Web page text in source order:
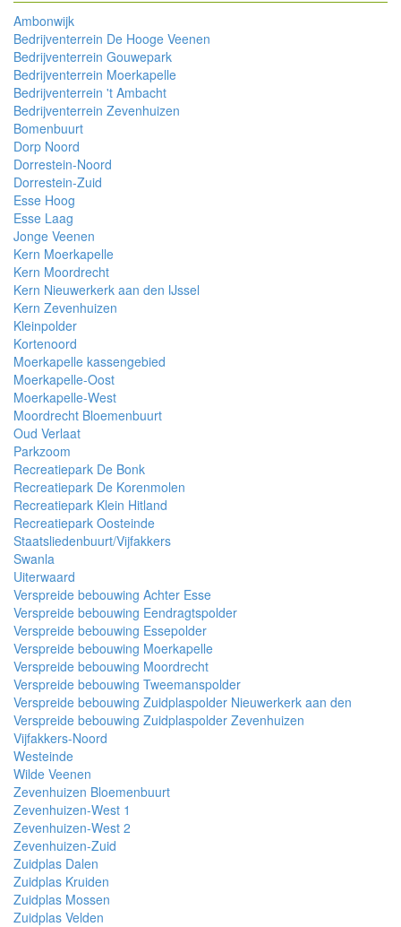
Ambonwijk
Bedrijventerrein De Hooge Veenen
Bedrijventerrein Gouwepark
Bedrijventerrein Moerkapelle
Bedrijventerrein 't Ambacht
Bedrijventerrein Zevenhuizen
Bomenbuurt
Dorp Noord
Dorrestein-Noord
Dorrestein-Zuid
Esse Hoog
Esse Laag
Jonge Veenen
Kern Moerkapelle
Kern Moordrecht
Kern Nieuwerkerk aan den IJssel
Kern Zevenhuizen
Kleinpolder
Kortenoord
Moerkapelle kassengebied
Moerkapelle-Oost
Moerkapelle-West
Moordrecht Bloemenbuurt
Oud Verlaat
Parkzoom
Recreatiepark De Bonk
Recreatiepark De Korenmolen
Recreatiepark Klein Hitland
Recreatiepark Oosteinde
Staatsliedenbuurt/Vijfakkers
Swanla
Uiterwaard
Verspreide bebouwing Achter Esse
Verspreide bebouwing Eendragtspolder
Verspreide bebouwing Essepolder
Verspreide bebouwing Moerkapelle
Verspreide bebouwing Moordrecht
Verspreide bebouwing Tweemanspolder
Verspreide bebouwing Zuidplaspolder Nieuwerkerk aan den
Verspreide bebouwing Zuidplaspolder Zevenhuizen
Vijfakkers-Noord
Westeinde
Wilde Veenen
Zevenhuizen Bloemenbuurt
Zevenhuizen-West 1
Zevenhuizen-West 2
Zevenhuizen-Zuid
Zuidplas Dalen
Zuidplas Kruiden
Zuidplas Mossen
Zuidplas Velden